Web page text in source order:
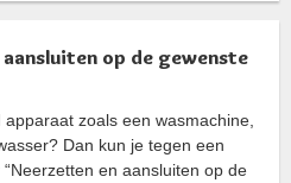
op de gewenste
zoals een wasmachine,
Dan kun je tegen een
en aansluiten op de